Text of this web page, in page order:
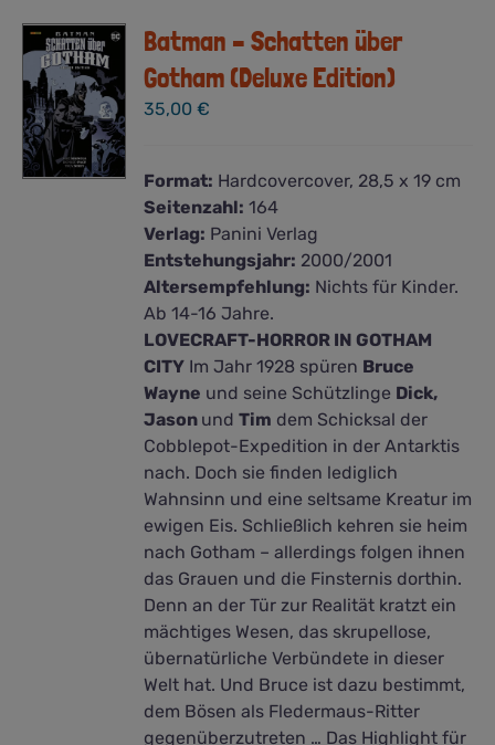
Batman – Schatten über
Gotham (Deluxe Edition)
35,00€
Format: Hardcovercover, 28,5 x 19 cm
Seitenzahl: 164
Verlag: Panini Verlag
Entstehungsjahr: 2000/2001
Altersempfehlung: Nichts für Kinder.
Ab 14-16 Jahre.
LOVECRAFT-HORROR IN GOTHAM
CITY Im Jahr 1928 spüren Bruce
Wayne und seine Schützlinge Dick,
Jason undTim dem Schicksal der
Cobblepot-Expedition in der Antarktis
nach. Doch sie finden lediglich
Wahnsinn und eine seltsame Kreatur im
ewigen Eis. Schließlich kehren sie heim
nach Gotham – allerdings folgen ihnen
das Grauen und die Finsternis dorthin.
Denn an der Tür zur Realität kratzt ein
mächtiges Wesen, das skrupellose,
übernatürliche Verbündete in dieser
Welt hat. Und Bruce ist dazu bestimmt,
dem Bösen als Fledermaus-Ritter
gegenüberzutreten … Das Highlight für